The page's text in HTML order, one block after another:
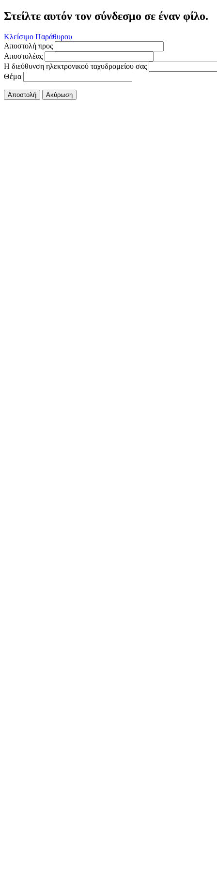
Στείλτε αυτόν τον σύνδεσμο σε έναν φίλο.
Κλείσιμο Παράθυρου
Αποστολή προς
Αποστολέας
Η διεύθυνση ηλεκτρονικού ταχυδρομείου σας
Θέμα
Αποστολή Ακύρωση